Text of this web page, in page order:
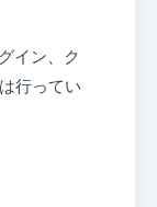
イン、ク
行ってい